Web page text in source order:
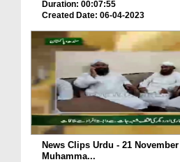
Duration: 00:07:55
Created Date: 06-04-2023
News Clips Urdu - 21
Muhamma...